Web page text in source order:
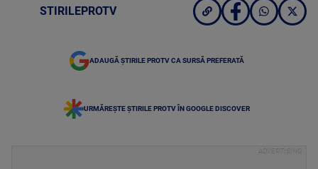
STIRILEPROTV
ADAUGĂ ȘTIRILE PROTV CA SURSĂ PREFERATĂ
URMĂREȘTE ȘTIRILE PROTV ÎN GOOGLE DISCOVER